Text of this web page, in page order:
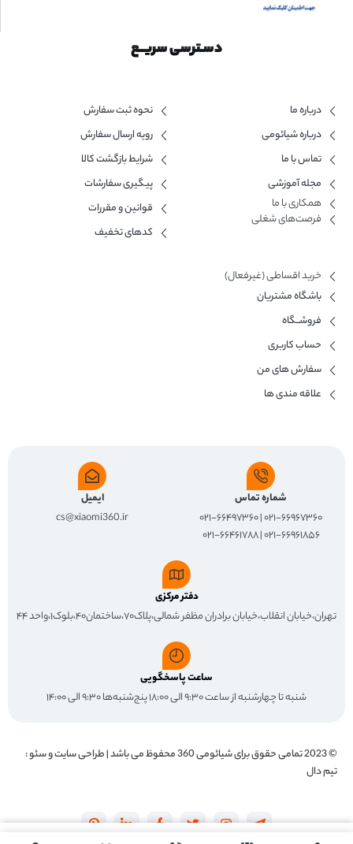
دسـترسی سریــع
درباره ما
درباره شیائومی
تماس با ما
مجله آموزشی
همکاری با ما​
فرصت‌های شغلی
نحوه ثبت سفارش
رویه ارسال سفارش
شرایط بازگشت کالا
پیگیری سفارشات
قوانین و مقررات
کدهای تخفیف
خرید اقساطی (غیرفعال)
باشگاه مشتریان
فروشــگاه
حساب کاربری
سفارش های من
علاقه مندی ها
شماره تماس
۰۲۱-۶۶۹۶۷۳۶۰ | ۰۲۱-۶۶۴۹۷۳۶۰
۰۲۱-۶۶۹۶۱۸۵۶ | ۰۲۱-۶۶۴۶۱۷۸۸
ایمیل
cs@xiaomi360.ir
دفتر مرکزی
تهران،خیابان انقلاب،خیابان برادران مظفر شمالی،پلاک۷۰،ساختمان۴۰،بلوک۱،واحد ۴۴
ساعت پاسخگویی
شنبه تا چهارشنبه از ساعت ۹:۳۰ الی ۱۸:۰۰ پنج‌شنبه‌ها ۹:۳۰ الی ۱۴:۰۰
© 2023 تمامی حقوق برای شیائومی 360
محفوظ می باشد | طراحی سایت و سئو :
تیم دال